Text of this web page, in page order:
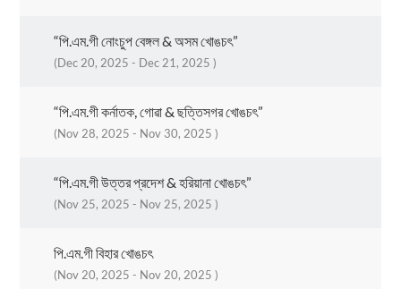
“পি.এম.গী নোংচুপ বেঙ্গল & অসম খোঙচৎ”
(Dec 20, 2025 - Dec 21, 2025 )
“পি.এম.গী কর্নাতক, গোৱা & ছত্তিসগর খোঙচৎ”
(Nov 28, 2025 - Nov 30, 2025 )
“পি.এম.গী উত্তর প্রদেশ & হরিয়ানা খোঙচৎ”
(Nov 25, 2025 - Nov 25, 2025 )
পি.এম.গী বিহার খোঙচৎ
(Nov 20, 2025 - Nov 20, 2025 )